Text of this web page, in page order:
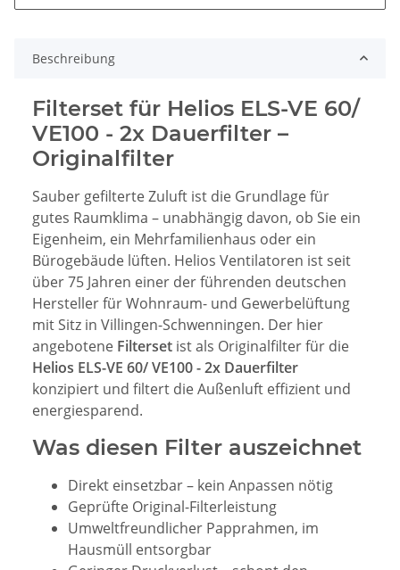
Beschreibung
Filterset für Helios ELS-VE 60/
VE100 - 2x Dauerfilter –
Originalfilter
Sauber gefilterte Zuluft ist die Grundlage für
gutes Raumklima – unabhängig davon, ob Sie ein
Eigenheim, ein Mehrfamilienhaus oder ein
Bürogebäude lüften. Helios Ventilatoren ist seit
über 75 Jahren einer der führenden deutschen
Hersteller für Wohnraum- und Gewerbelüftung
mit Sitz in Villingen-Schwenningen. Der hier
angebotene Filterset ist als Originalfilter für die
Helios ELS-VE 60/ VE100 - 2x Dauerfilter
konzipiert und filtert die Außenluft effizient und
energiesparend.
Was diesen Filter auszeichnet
Direkt einsetzbar – kein Anpassen nötig
Geprüfte Original-Filterleistung
Umweltfreundlicher Papprahmen, im
Hausmüll entsorgbar